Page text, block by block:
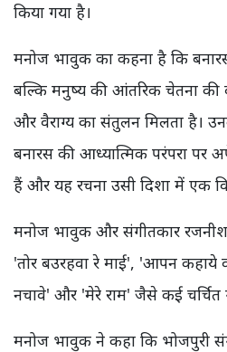
किया गया है।
मनोज भावुक का कहना है कि
बल्कि मनुष्य की आंतरिक चेतना की
और वैराग्य का संतुलन मिलता है।
बनारस की आध्यात्मिक परंपरा पर
हैं और यह रचना उसी दिशा में एक
मनोज भावुक और संगीतकार रजनीश
'तोर बउरहवा रे माई', 'आपन कहाये
नचावे' और 'मेरे राम' जैसे कई चर्चित
मनोज भावुक ने कहा कि भोजपुरी